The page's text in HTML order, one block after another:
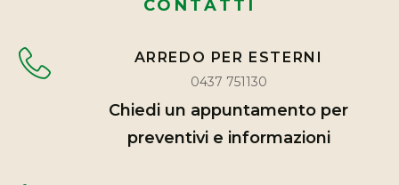
CONTATTI
ARREDO PER ESTERNI
0437 751130
Chiedi un appuntamento per
preventivi e informazioni